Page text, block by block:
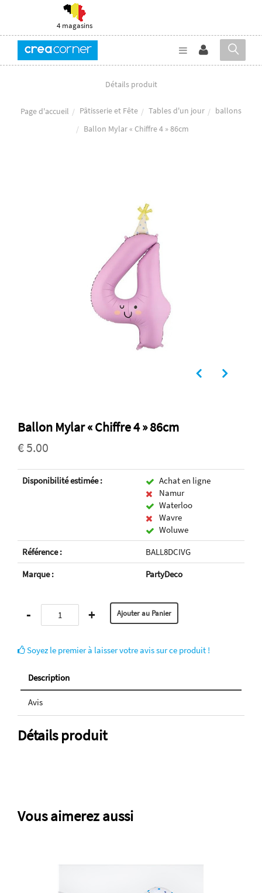
4 magasins
Détails produit
Page d'accueil Pâtisserie et Fête Tables d'un jour
ballons
Ballon Mylar « Chiffre 4 » 86cm
Ballon Mylar « Chiffre 4 » 86cm
€ 5.00
Disponibilité estimée :
Achat en ligne
Namur
Waterloo
Wavre
Woluwe
Référence :
BALL8DCIVG
Marque :
PartyDeco
- +
Soyez le premier à laisser votre avis sur ce produit !
Description
Avis
Détails produit
Vous aimerez aussi